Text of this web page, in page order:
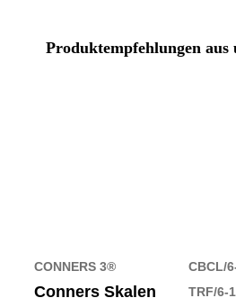
Produktempfehlungen
CONNERS 3®
Conners Skalen
CBCL/
TRF/6-